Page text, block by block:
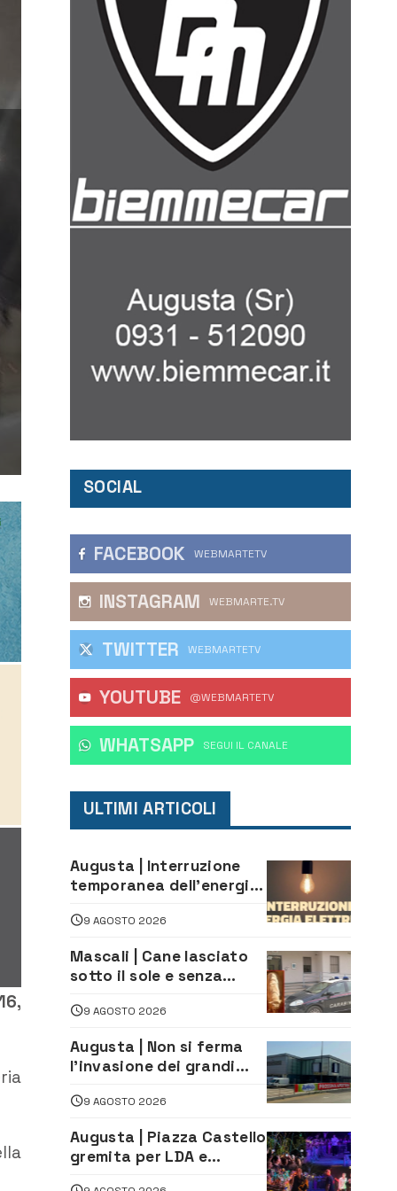
SOCIAL
FACEBOOK WEBMARTETV
INSTAGRAM WEBMARTE.TV
TWITTER WEBMARTETV
YOUTUBE @WEBMARTETV
WHATSAPP ‎SEGUI IL CANALE
ULTIMI ARTICOLI
Augusta | Interruzione
temporanea dell’energia
pomeriggio alla Borgata
per dei lavori
9 AGOSTO 2026
Mascali | Cane lasciato
sotto il sole e senza
denunciano proprietario
9 AGOSTO 2026
Augusta | Non si ferma
l’invasione dei grandi
9 AGOSTO 2026
Augusta | Piazza Castello
gremita per LDA e